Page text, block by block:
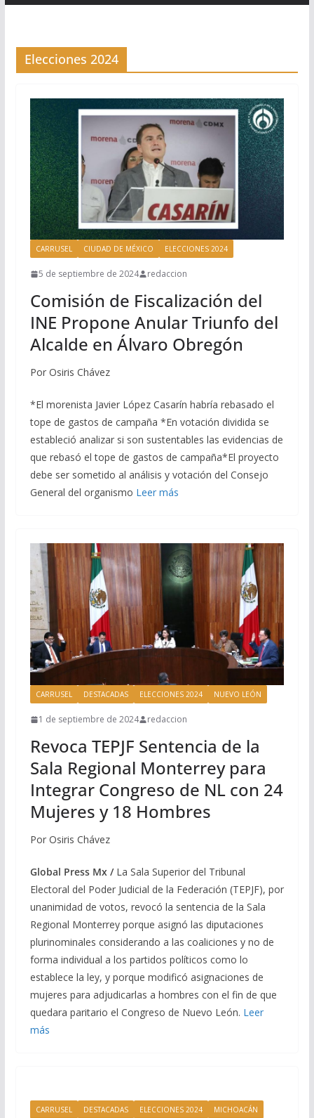
Elecciones 2024
CARRUSEL CIUDAD DE MÉXICO ELECCIONES 2024
5 de septiembre de 2024 redaccion
Comisión de Fiscalización del
INE Propone Anular Triunfo del
Alcalde en Álvaro Obregón
Por Osiris Chávez
*El morenista Javier López Casarín habría rebasado el
tope de gastos de campaña *En votación dividida se
estableció analizar si son sustentables las evidencias de
que rebasó el tope de gastos de campaña*El proyecto
debe ser sometido al análisis y votación del Consejo
General del organismo Leer más
CARRUSEL DESTACADAS ELECCIONES 2024 NUEVO LEÓN
1 de septiembre de 2024 redaccion
Revoca TEPJF Sentencia de la
Sala Regional Monterrey para
Integrar Congreso de NL con 24
Mujeres y 18 Hombres
Por Osiris Chávez
Global Press Mx /La Sala Superior del Tribunal
Electoral del Poder Judicial de la Federación (TEPJF), por
unanimidad de votos, revocó la sentencia de la Sala
Regional Monterrey porque asignó las diputaciones
plurinominales considerando a las coaliciones y no de
forma individual a los partidos políticos como lo
establece la ley, y porque modificó asignaciones de
mujeres para adjudicarlas a hombres con el fin de que
quedara paritario el Congreso de Nuevo León. Leer
más
CARRUSEL DESTACADAS ELECCIONES 2024 MICHOACÁN